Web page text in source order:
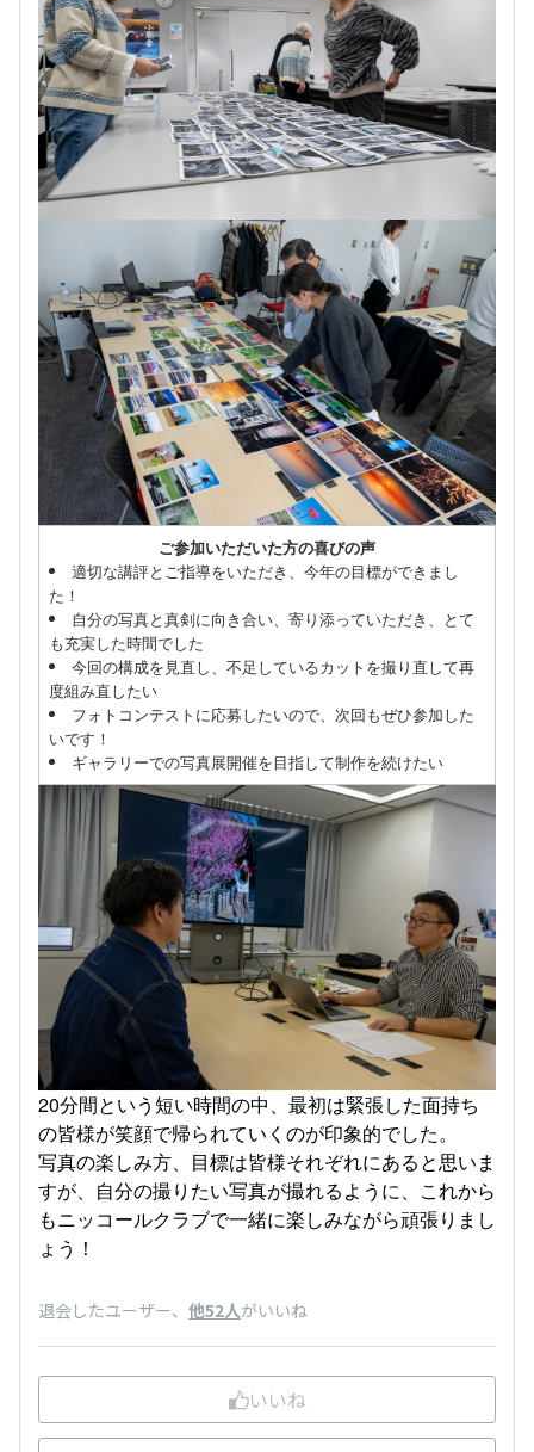
ご参加いただいた方の喜びの声
適切な講評とご指導をいただき、今年の目標ができまし
た！
​自分の写真と真剣に向き合い、寄り添っていただき、とて
も充実した時間でした
今回の構成を見直し、不足しているカットを撮り直して再
度組み直したい
フォトコンテストに応募したいので、次回もぜひ参加した
いです！
ギャラリーでの写真展開催を目指して制作を続けたい
20分間という短い時間の中、最初は緊張した面持ち
の皆様が笑顔で帰られていくのが印象的でした。
写真の楽しみ方、目標は皆様それぞれにあると思いま
すが、自分の撮りたい写真が撮れるように、これから
もニッコールクラブで一緒に楽しみながら頑張りまし
ょう！
退会したユーザー、 他52人がいいね
いいね